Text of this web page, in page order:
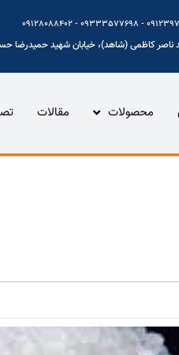
کاظمی (شاهد)، خیابان شهید حمیدرضا حسینی
محصولات مقالات